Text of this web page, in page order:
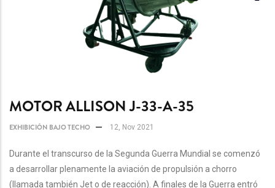
MOTOR ALLISON J-33-A-35
EXHIBICIÓN BAJO TECHO 12, Nov 2021
Durante el transcurso de la Segunda Guerra Mundial se comenzó
a desarrollar plenamente la aviación de propulsión a chorro
(llamada también Jet o de reacción). A finales de la Guerra entró